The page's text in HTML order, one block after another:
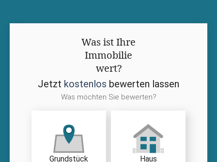
Was ist Ihre
Immobilie
wert?
Jetzt kostenlos bewerten lassen
Was möchten Sie bewerten?
Grundstück Haus